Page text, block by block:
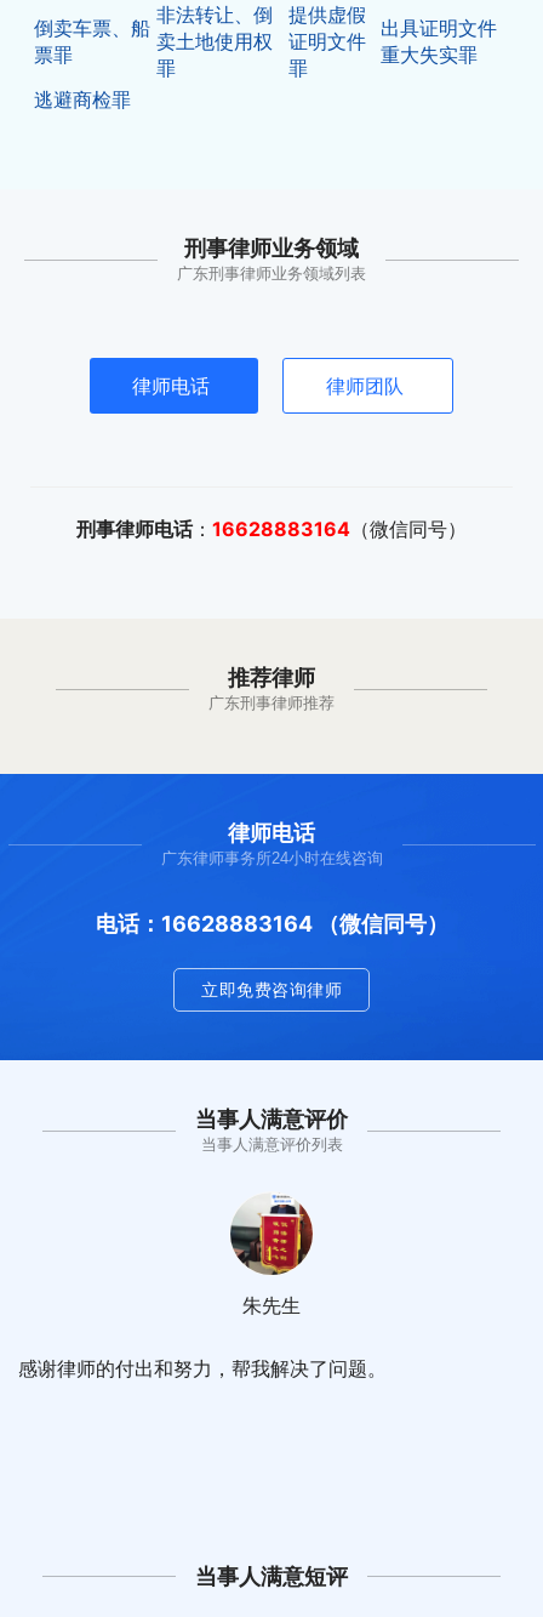
倒卖车票、船
票罪
非法转让、倒
卖土地使用权
罪
提供虚假
证明文件
罪
出具证明文件
重大失实罪
逃避商检罪
刑事律师业务领域
广东刑事律师业务领域列表
律师电话 律师团队
刑事律师电话： 16628883164 （微信同号）
推荐律师
广东刑事律师推荐
律师电话
广东律师事务所24小时在线咨询
电话：16628883164 （微信同号）
立即免费咨询律师
当事人满意评价
当事人满意评价列表
感谢律师的付出和努力，帮我解决了问题。
朱先生
当事人满意短评